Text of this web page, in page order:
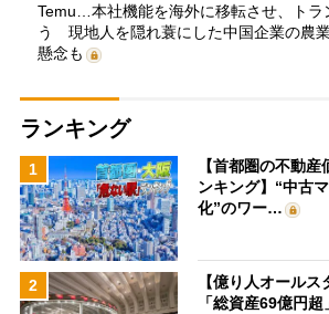
Temu…本社機能を海外に移転させ、トラ
う 現地人を隠れ蓑にした中国企業の農
懸念も
ランキング
1
【首都圏の不動
ンキング】“中古
化”のワー…
2
【億り人オールス
「総資産69億円